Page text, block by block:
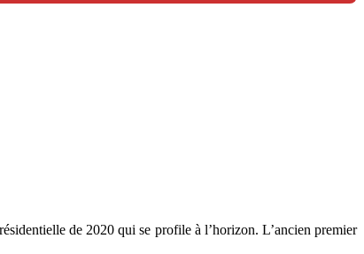
de 2020 qui se profile à l’horizon. L’ancien premier